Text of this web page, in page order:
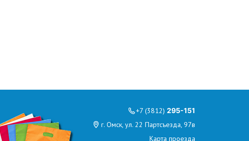
+7 (3812) 295-151
г. Омск, ул. 22 Партсъезда, 97в
Карта проезда